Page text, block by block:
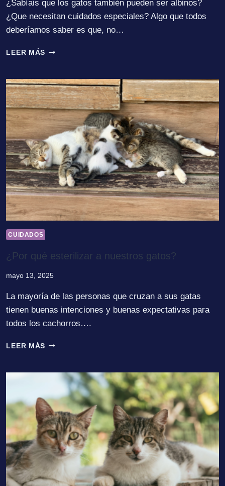
¿Sabíais que los gatos también pueden ser albinos?
¿Que necesitan cuidados especiales? Algo que todos
deberíamos saber es que, no…
LEER MÁSGATOS
CUIDADOS
¿Por qué esterilizar a nuestros gatos?
mayo 13, 2025
La mayoría de las personas que cruzan a sus gatas
tienen buenas intenciones y buenas expectativas para
todos los cachorros….
LEER MÁS¿POR
A
NUESTROS
GATOS?